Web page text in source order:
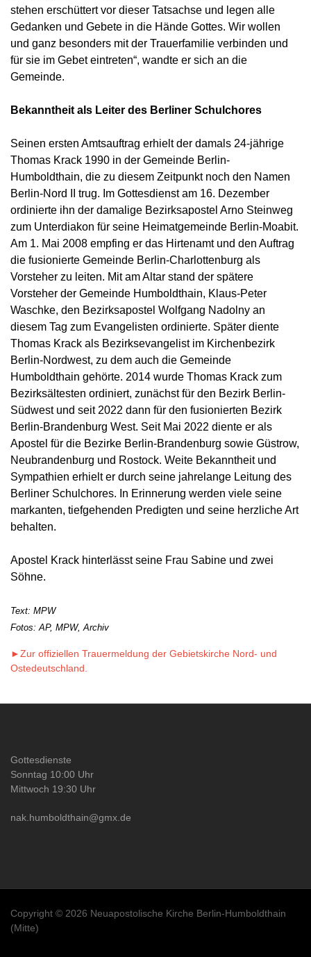
stehen erschüttert vor dieser Tatsachse und legen alle
Gedanken und Gebete in die Hände Gottes. Wir wollen
und ganz besonders mit der Trauerfamilie verbinden und
für sie im Gebet eintreten“, wandte er sich an die
Gemeinde.
Bekanntheit als Leiter des Berliner Schulchores
Seinen ersten Amtsauftrag erhielt der damals 24-jährige
Thomas Krack 1990 in der Gemeinde Berlin-
Humboldthain, die zu diesem Zeitpunkt noch den Namen
Berlin-Nord II trug. Im Gottesdienst am 16. Dezember
ordinierte ihn der damalige Bezirksapostel Arno Steinweg
zum Unterdiakon für seine Heimatgemeinde Berlin-Moabit.
Am 1. Mai 2008 empfing er das Hirtenamt und den Auftrag
die fusionierte Gemeinde Berlin-Charlottenburg als
Vorsteher zu leiten. Mit am Altar stand der spätere
Vorsteher der Gemeinde Humboldthain, Klaus-Peter
Waschke, den Bezirksapostel Wolfgang Nadolny an
diesem Tag zum Evangelisten ordinierte. Später diente
Thomas Krack als Bezirksevangelist im Kirchenbezirk
Berlin-Nordwest, zu dem auch die Gemeinde
Humboldthain gehörte. 2014 wurde Thomas Krack zum
Bezirksältesten ordiniert, zunächst für den Bezirk Berlin-
Südwest und seit 2022 dann für den fusionierten Bezirk
Berlin-Brandenburg West. Seit Mai 2022 diente er als
Apostel für die Bezirke Berlin-Brandenburg sowie Güstrow,
Neubrandenburg und Rostock. Weite Bekanntheit und
Sympathien erhielt er durch seine jahrelange Leitung des
Berliner Schulchores. In Erinnerung werden viele seine
markanten, tiefgehenden Predigten und seine herzliche Art
behalten.
Apostel Krack hinterlässt seine Frau Sabine und zwei
Söhne.
Text: MPW
Fotos: AP, MPW, Archiv
►Zur offiziellen Trauermeldung der Gebietskirche Nord- und
Ostedeutschland.
Gottesdienste
Sonntag 10:00 Uhr
Mittwoch 19:30 Uhr
nak.humboldthain@gmx.de
Copyright © 2026 Neuapostolische Kirche Berlin-Humboldthain
(Mitte)